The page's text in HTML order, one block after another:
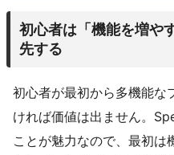
初心者は「機能を増や
先する
初心者が最初から多機能な
ければ価値は出ません。
ことが魅力なので、最初は